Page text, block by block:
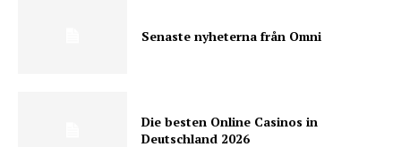
Senaste nyheterna från Omni
Die besten Online Casinos in
Deutschland 2026